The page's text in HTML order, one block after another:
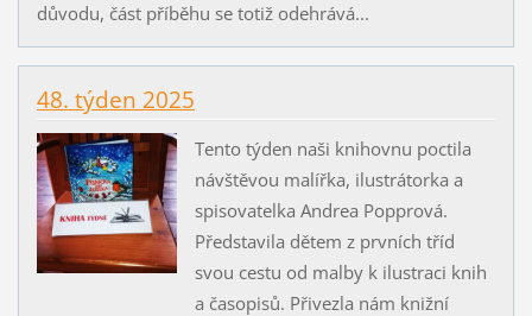
důvodu, část příběhu se totiž odehrává...
48. týden 2025
Tento týden naši knihovnu poctila
návštěvou malířka, ilustrátorka a
spisovatelka Andrea Popprová.
Představila dětem z prvních tříd
svou cestu od malby k ilustraci knih
a časopisů. Přivezla nám knižní